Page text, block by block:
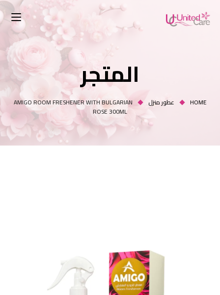
المتجر
HOME عطور منزل
AMIGO ROOM FRESHENER WITH BULGARIAN
ROSE 300ML